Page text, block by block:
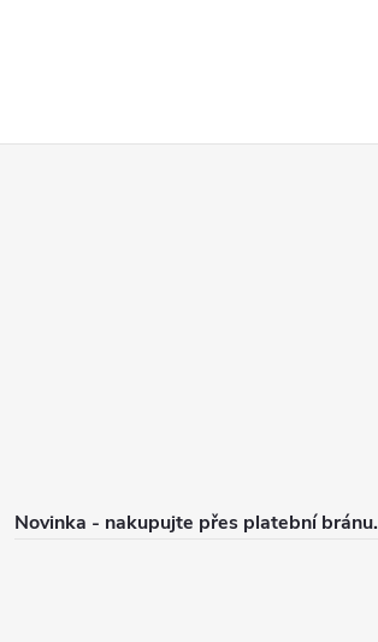
Novinka - nakupujte přes platební bránu.